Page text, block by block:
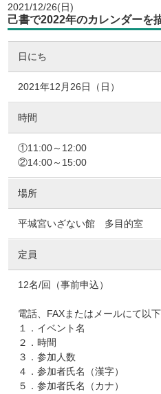
2021/12/26(日)
己書で2022年のカレンダーを
日にち
2021年12月26日（日）
時間
①11:00～12:00
②14:00～15:00
場所
平城宮いざない館 多目的室
定員
12名/回（事前申込）
電話、FAXまたはメールにて以
１．イベント名
２．時間
３．参加人数
４．参加者氏名（漢字）
５．参加者氏名（カナ）